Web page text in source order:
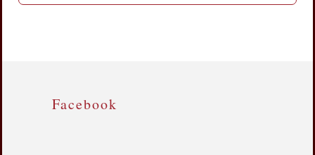
Facebook